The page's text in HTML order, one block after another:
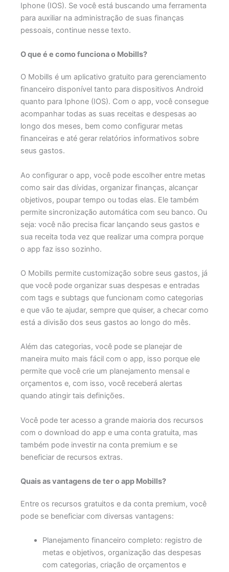
Iphone (IOS). Se você está buscando uma ferramenta
para auxiliar na administração de suas finanças
pessoais, continue nesse texto.
O que é e como funciona o Mobills?
O Mobills é um aplicativo gratuito para gerenciamento
financeiro disponível tanto para dispositivos Android
quanto para Iphone (IOS). Com o app, você consegue
acompanhar todas as suas receitas e despesas ao
longo dos meses, bem como configurar metas
financeiras e até gerar relatórios informativos sobre
seus gastos.
Ao configurar o app, você pode escolher entre metas
como sair das dívidas, organizar finanças, alcançar
objetivos, poupar tempo ou todas elas. Ele também
permite sincronização automática com seu banco. Ou
seja: você não precisa ficar lançando seus gastos e
sua receita toda vez que realizar uma compra porque
o app faz isso sozinho.
O Mobills permite customização sobre seus gastos, já
que você pode organizar suas despesas e entradas
com tags e subtags que funcionam como categorias
e que vão te ajudar, sempre que quiser, a checar como
está a divisão dos seus gastos ao longo do mês.
Além das categorias, você pode se planejar de
maneira muito mais fácil com o app, isso porque ele
permite que você crie um planejamento mensal e
orçamentos e, com isso, você receberá alertas
quando atingir tais definições.
Você pode ter acesso a grande maioria dos recursos
com o download do app e uma conta gratuita, mas
também pode investir na conta premium e se
beneficiar de recursos extras.
Quais as vantagens de ter o app Mobills?
Entre os recursos gratuitos e da conta premium, você
pode se beneficiar com diversas vantagens:
Planejamento financeiro completo: registro de
metas e objetivos, organização das despesas
com categorias, criação de orçamentos e